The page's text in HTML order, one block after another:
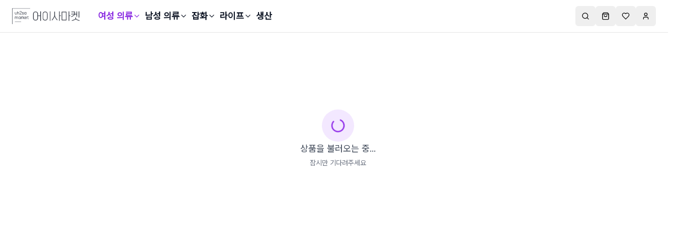
여성 의류 남성 의류 잡화 라이프 생산
상품을 불러오는 중...
잠시만 기다려주세요